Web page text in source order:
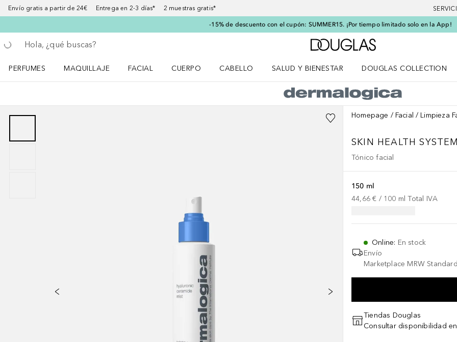
Envío gratis a partir de 24€ Entrega en 2-3 días* 2 muestras gratis*
-15% de descuento con el cupón: SUMMER15. ¡Por tiempo limitado solo en la App!
Regresar
Ejecutar búsqueda
A Douglas Home
PERFUMES
MAQUILLAJE
FACIAL
CUERPO
CABELLO
SALUD Y BIENESTAR
DOUGLAS COLLECTION
Homepage Facial Limpieza
SKIN HEALTH SYSTEM
Tónico facial
150 ml
44,66 € / 100 ml Total IVA
Online: En stock
Envío
Marketplace MRW
Tiendas Douglas
Consultar disponibilidad